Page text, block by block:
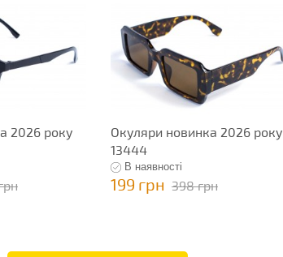
2026 року
Окуляри новинка 2026 року
13444
В наявності
199 грн 398 грн